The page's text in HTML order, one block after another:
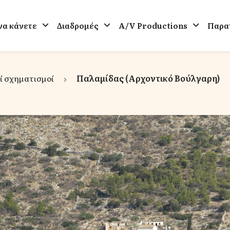
κάνετε Διαδρομές A/V Productions
σχηματισμοί Παλαμίδας (Αρχοντικό Βούλγαρη)